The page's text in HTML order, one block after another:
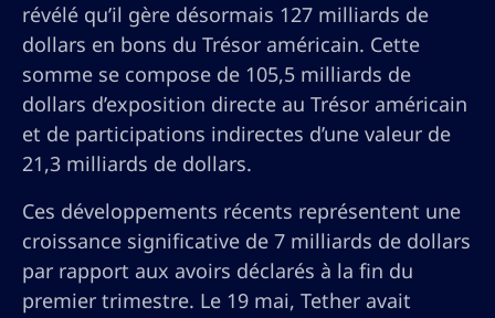
révélé qu’il gère désormais 127 milliards de
dollars en bons du Trésor américain. Cette
somme se compose de 105,5 milliards de
dollars d’exposition directe au Trésor américain
et de participations indirectes d’une valeur de
21,3 milliards de dollars.
Ces développements récents représentent une
croissance significative de 7 milliards de dollars
par rapport aux avoirs déclarés à la fin du
premier trimestre. Le 19 mai, Tether avait